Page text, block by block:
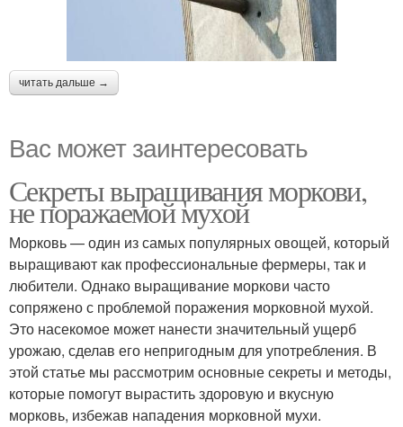
читать дальше →
Вас может заинтересовать
Секреты выращивания моркови,
не поражаемой мухой
Морковь — один из самых популярных овощей, который
выращивают как профессиональные фермеры, так и
любители. Однако выращивание моркови часто
сопряжено с проблемой поражения морковной мухой.
Это насекомое может нанести значительный ущерб
урожаю, сделав его непригодным для употребления. В
этой статье мы рассмотрим основные секреты и методы,
которые помогут вырастить здоровую и вкусную
морковь, избежав нападения морковной мухи.